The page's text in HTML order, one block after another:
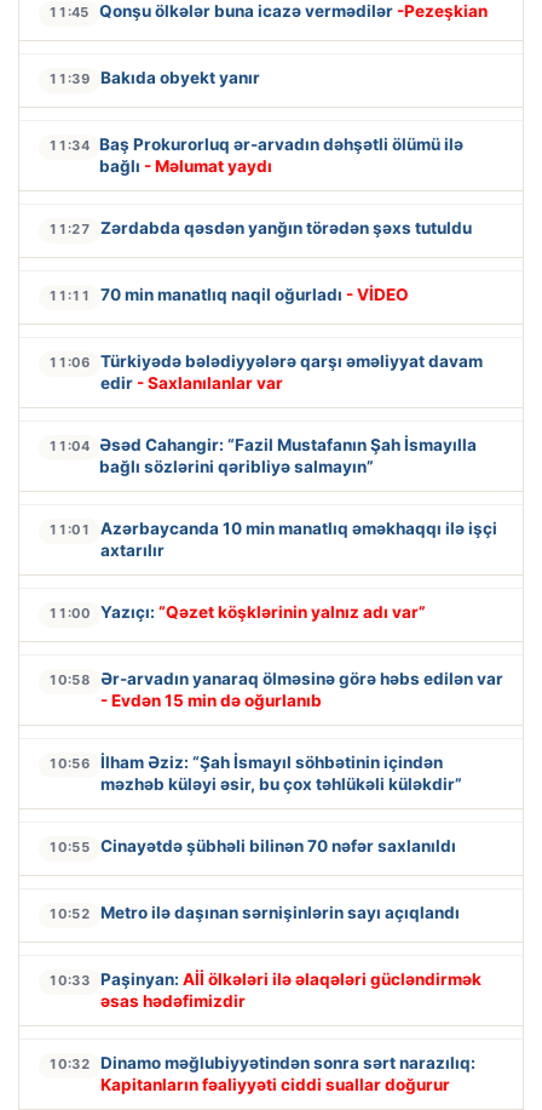
11:45 Qonşu ölkələr buna icazə vermədilər -Pezeşkian
11:39 Bakıda obyekt yanır
11:34 Baş Prokurorluq ər-arvadın dəhşətli ölümü ilə
bağlı - Məlumat yaydı
11:27 Zərdabda qəsdən yanğın törədən şəxs tutuldu
11:11 70 min manatlıq naqil oğurladı - VİDEO
11:06
Türkiyədə bələdiyyələrə qarşı əməliyyat davam
edir - Saxlanılanlar var
11:04
Əsəd Cahangir: “Fazil Mustafanın Şah İsmayılla
bağlı sözlərini qəribliyə salmayın”
11:01
Azərbaycanda 10 min manatlıq əməkhaqqı ilə işçi
axtarılır
11:00 Yazıçı: “Qəzet köşklərinin yalnız adı var”
10:58
Ər-arvadın yanaraq ölməsinə görə həbs edilən var
- Evdən 15 min də oğurlanıb
10:56
İlham Əziz: “Şah İsmayıl söhbətinin içindən
məzhəb küləyi əsir, bu çox təhlükəli küləkdir”
10:55 Cinayətdə şübhəli bilinən 70 nəfər saxlanıldı
10:52 Metro ilə daşınan sərnişinlərin sayı açıqlandı
10:33 Paşinyan: Aİİ ölkələri ilə əlaqələri gücləndirmək
əsas hədəfimizdir
10:32
Dinamo məğlubiyyətindən sonra sərt narazılıq:
Kapitanların fəaliyyəti ciddi suallar doğurur